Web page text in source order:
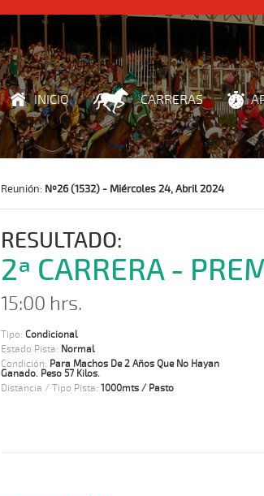
INICIO CARRERAS
Reunión: Nº26 (1532) - Miércoles 24, Abril 2024
RESULTADO:
2ª CARRERA -
15:00 hrs.
Tipo: Condicional
Estado Pista: Normal
Condición: Para Machos De 2 Años Que No Hayan
Ganado. Peso 57 Kilos.
Distancia / Tipo Pista: 1000mts / Pasto